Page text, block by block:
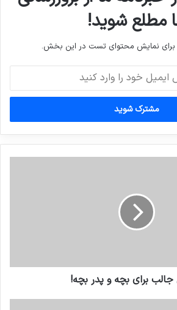
مطلع شوید!
نمایش محتوای تست در این بخش.
برای بچه و پدر بچه!